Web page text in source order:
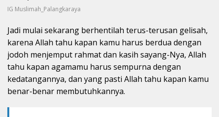
IG Muslimah_Palangkaraya
Jadi mulai sekarang berhentilah terus-terusan gelisah,
karena Allah tahu kapan kamu harus berdua dengan
jodoh menjemput rahmat dan kasih sayang-Nya, Allah
tahu kapan agamamu harus sempurna dengan
kedatangannya, dan yang pasti Allah tahu kapan kamu
benar-benar membutuhkannya.